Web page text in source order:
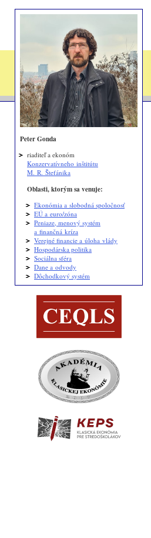
Peter Gonda
riaditeľ a ekonóm
Konzervatívneho inštitútu
M. R. Štefánika
Oblasti, ktorým sa venuje:
Ekonómia a slobodná spoločnosť
EÚ a euro/zóna
Peniaze, menový systém
a finančná kríza
Verejné financie a úloha vlády
Hospodárska politika
Sociálna sféra
Dane a odvody
Dôchodkový systém